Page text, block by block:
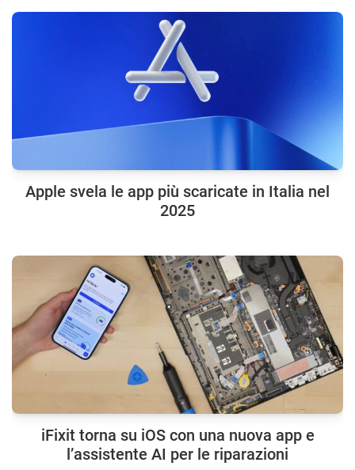
Apple svela le app più scaricate in Italia nel
2025
iFixit torna su iOS con una nuova app e
l’assistente AI per le riparazioni